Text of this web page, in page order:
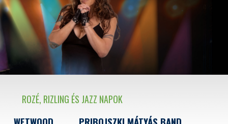
ROZÉ, RIZLING ÉS JAZZ NAPOK